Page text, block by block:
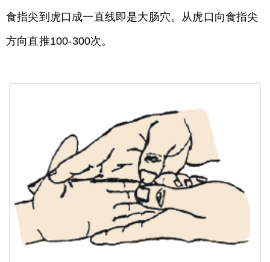
食指尖到虎口成一直线即是大肠穴。从虎口向食指尖
方向直推100-300次。